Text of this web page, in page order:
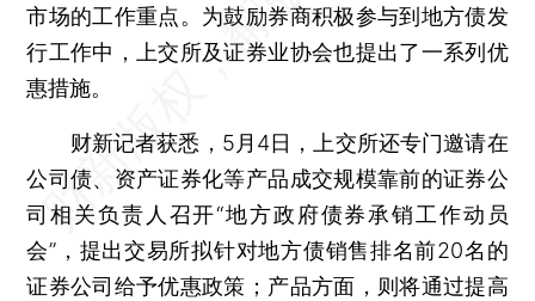
市场的工作重点。为鼓励券商积极参与到地方债发
行工作中，上交所及证券业协会也提出了一系列优
惠措施。
财新记者获悉，5月4日，上交所还专门邀请在
公司债、资产证券化等产品成交规模靠前的证券公
司相关负责人召开“地方政府债券承销工作动员
会”，提出交易所拟针对地方债销售排名前20名的
证券公司给予优惠政策；产品方面，则将通过提高